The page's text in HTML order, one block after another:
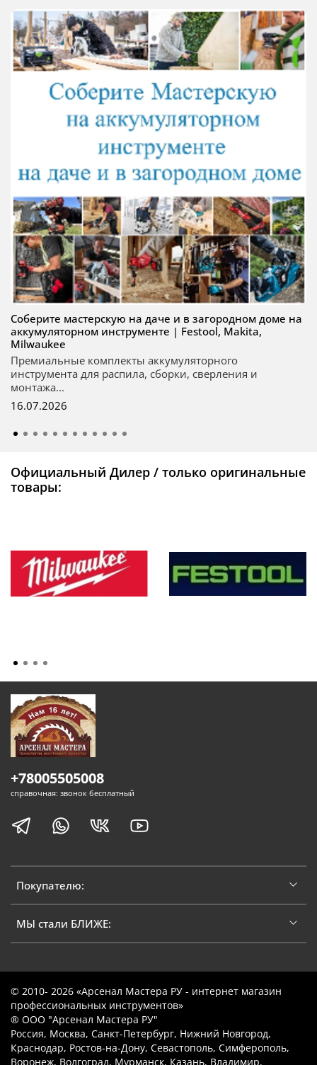
Соберите мастерскую на даче и в загородном доме на
аккумуляторном инструменте | Festool, Makita,
Milwaukee
Премиальные комплекты аккумуляторного
инструмента для распила, сборки, сверления и
монтажа...
16.07.2026
Официальный Дилер / только оригинальные
товары:
Покупателю:
МЫ стали БЛИЖЕ:
+78005505008
справочная: звонок бесплатный
© 2010- 2026 «Арсенал Мастера РУ - интернет магазин
профессиональных инструментов»
® ООО "Арсенал Мастера РУ"
Россия, Москва, Санкт-Петербург, Нижний Новгород,
Краснодар, Ростов-на-Дону, Севастополь, Симферополь,
Воронеж, Волгоград, Мурманск, Казань, Владимир,